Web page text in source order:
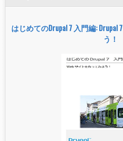
はじめてのDrupal 7 入門編: Drupal
う！